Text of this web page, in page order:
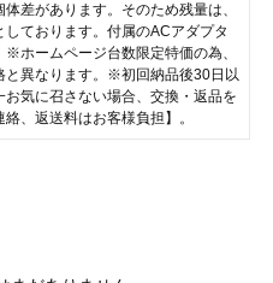
差があります。そのため残量は、
ております。付属のACアダプタ
※ホームページ台数限定特価の為、
と異なります。 ※初回納品後30日以
お気に召さない場合、交換・返品を
、返送料はお客様負担】。